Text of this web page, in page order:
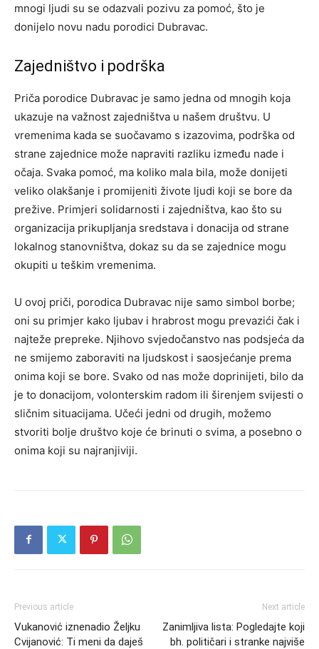
mnogi ljudi su se odazvali pozivu za pomoć, što je
donijelo novu nadu porodici Dubravac.
Zajedništvo i podrška
Priča porodice Dubravac je samo jedna od mnogih koja
ukazuje na važnost zajedništva u našem društvu. U
vremenima kada se suočavamo s izazovima, podrška od
strane zajednice može napraviti razliku između nade i
očaja. Svaka pomoć, ma koliko mala bila, može donijeti
veliko olakšanje i promijeniti živote ljudi koji se bore da
prežive. Primjeri solidarnosti i zajedništva, kao što su
organizacija prikupljanja sredstava i donacija od strane
lokalnog stanovništva, dokaz su da se zajednice mogu
okupiti u teškim vremenima.
U ovoj priči, porodica Dubravac nije samo simbol borbe;
oni su primjer kako ljubav i hrabrost mogu prevazići čak i
najteže prepreke. Njihovo svjedočanstvo nas podsjeća da
ne smijemo zaboraviti na ljudskost i saosjećanje prema
onima koji se bore. Svako od nas može doprinijeti, bilo da
je to donacijom, volonterskim radom ili širenjem svijesti o
sličnim situacijama. Učeći jedni od drugih, možemo
stvoriti bolje društvo koje će brinuti o svima, a posebno o
onima koji su najranjiviji.
Previous article
Vukanović iznenadio Željku
Cvijanović: Ti meni da daješ
Next article
Zanimljiva lista: Pogledajte koji
bh. političari i stranke najviše